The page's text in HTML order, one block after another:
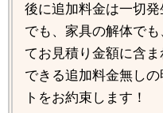
後に追加料金は一切
でも、家具の解体で
てお見積り金額に含
できる追加料金無し
トをお約束します！